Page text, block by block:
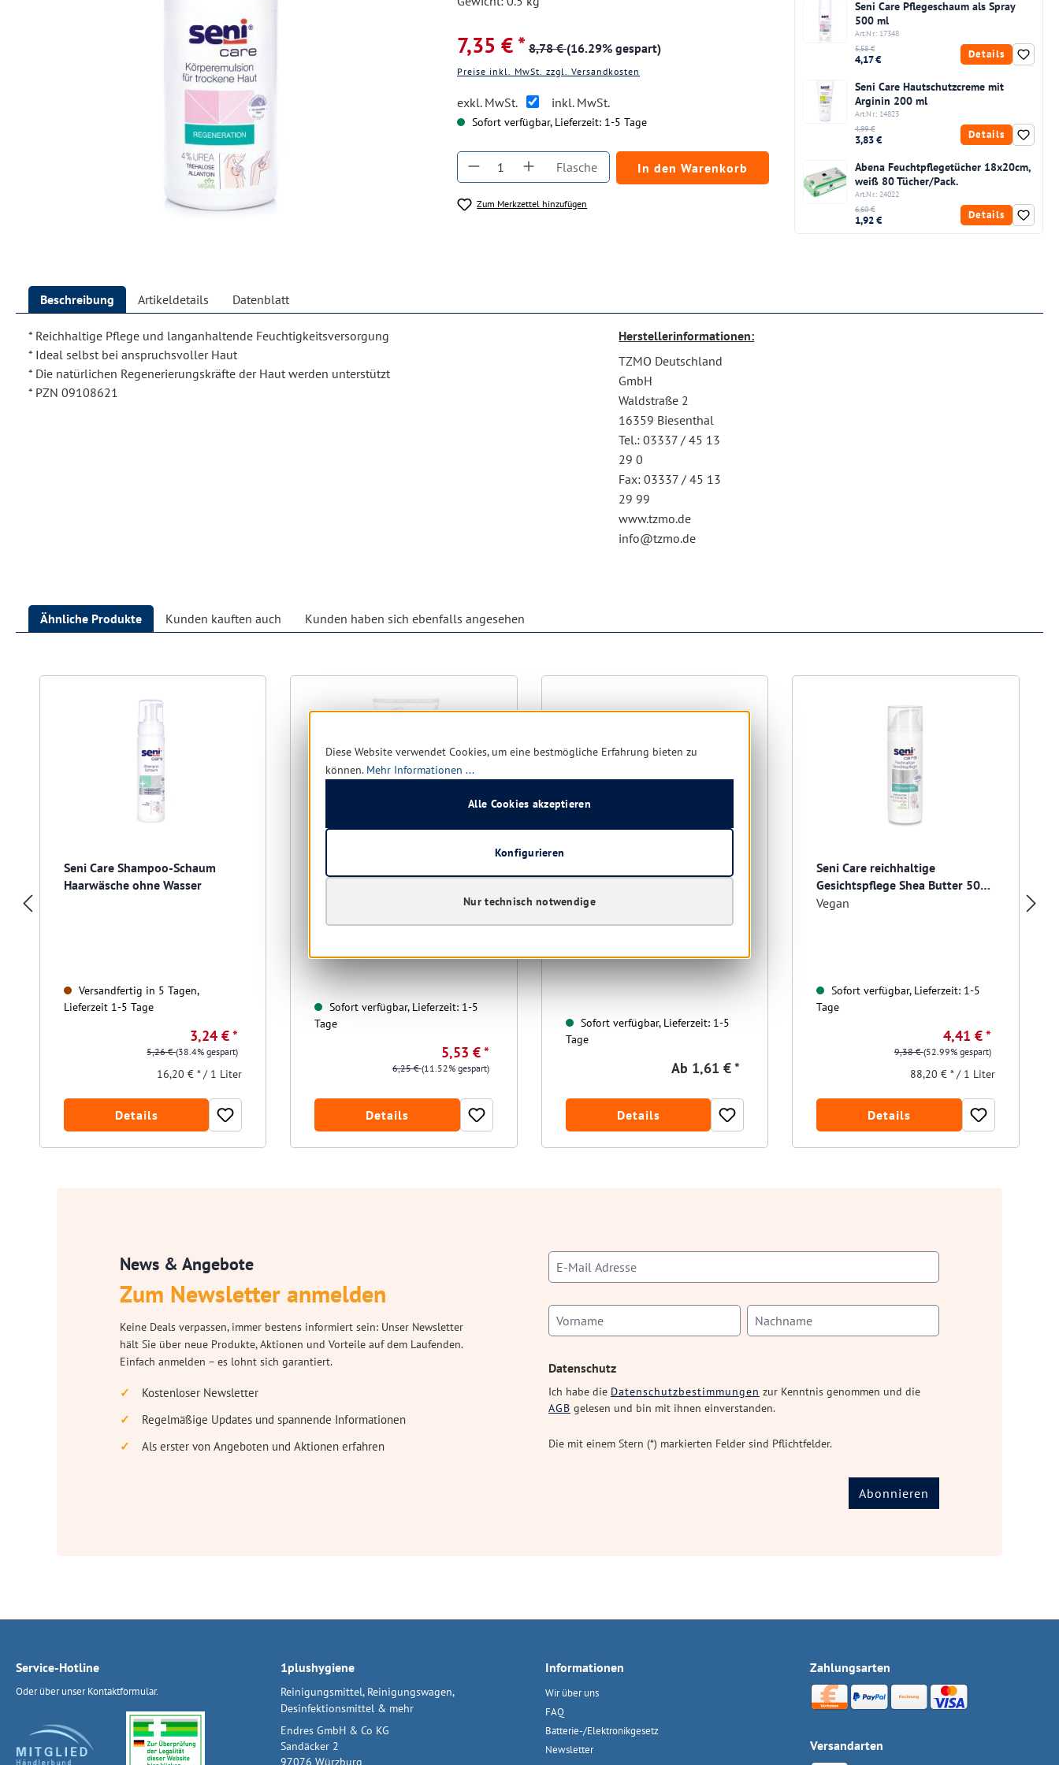
7,35 € * 8,78 €(16.29% gespart)
Preise inkl. MwSt. zzgl. Versandkosten
exkl. MwSt. inkl. MwSt.
Sofort verfügbar, Lieferzeit: 1-5 Tage
Produkt Anzahl: Gib den gewünschten Wert ein oder benutze die
Flasche In den Warenkorb
Zum Merkzettel hinzufügen
Seni Care Pflegeschaum als Spray
500 ml
Art.Nr.: 17348
5,58 €
4,17 € Details
Seni Care Hautschutzcreme mit
Arginin 200 ml
Art.Nr.: 14823
4,99 €
3,83 € Details
Abena Feuchtpflegetücher 18x20cm,
weiß 80 Tücher/Pack.
Art.Nr.: 24022
6,60 €
1,92 € Details
Beschreibung Artikeldetails Datenblatt
* Reichhaltige Pflege und langanhaltende Feuchtigkeitsversorgung
* Ideal selbst bei anspruchsvoller Haut
* Die natürlichen Regenerierungskräfte der Haut werden unterstützt
* PZN 09108621
Herstellerinformationen:
TZMO Deutschland
GmbH
Waldstraße 2
16359 Biesenthal
Tel.: 03337 / 45 13
29 0
Fax: 03337 / 45 13
29 99
www.tzmo.de
info@tzmo.de
Ähnliche Produkte Kunden kauften auch Kunden haben sich ebenfalls angesehen
Seni Care Shampoo-Schaum
Haarwäsche ohne Wasser
Versandfertig in 5 Tagen,
Lieferzeit 1-5 Tage
3,24 € *
5,26 €(38.4% gespart)
16,20 € * / 1 Liter
Details
Sofort verfügbar, Lieferzeit: 1-5
Tage
5,53 € *
6,25 €(11.52% gespart)
Details
wiederverschließbare Packung
Sofort verfügbar, Lieferzeit: 1-5
Tage
Ab 1,61 € *
Details
Seni Care reichhaltige
Gesichtspflege Shea Butter 50
ml
Vegan
Sofort verfügbar, Lieferzeit: 1-5
Tage
4,41 € *
9,38 €(52.99% gespart)
88,20 € * / 1 Liter
Details
News & Angebote
Zum Newsletter anmelden
Keine Deals verpassen, immer bestens informiert sein: Unser Newsletter
hält Sie über neue Produkte, Aktionen und Vorteile auf dem Laufenden.
Einfach anmelden – es lohnt sich garantiert.
Kostenloser Newsletter
Regelmäßige Updates und spannende Informationen
Als erster von Angeboten und Aktionen erfahren
Datenschutz
Ich habe die Datenschutzbestimmungen zur Kenntnis genommen und die
AGB gelesen und bin mit ihnen einverstanden.
Die mit einem Stern (*) markierten Felder sind Pflichtfelder.
Abonnieren
Service-Hotline
Oder über unserKontaktformular.
1plushygiene
Reinigungsmittel, Reinigungswagen,
Desinfektionsmittel & mehr
Endres GmbH & Co KG
Sandäcker 2
97076 Würzburg
Informationen
Wir über uns
FAQ
Batterie-/Elektronikgesetz
Newsletter
Zahlungsarten
Versandarten
Diese Website verwendet Cookies, um eine bestmögliche Erfahrung bieten zu
können. Mehr Informationen ...
Nur technisch notwendige
Konfigurieren
Alle Cookies akzeptieren